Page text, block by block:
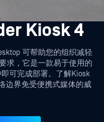
Kiosk 4
可帮助您的组织减轻
求，它是一款易于使用的
可完成部署。了解Kiosk
边界免受便携式媒体的威